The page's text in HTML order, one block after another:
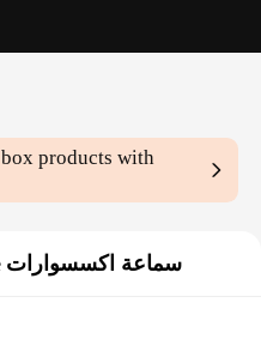
products with
سماعة اكسسوارات